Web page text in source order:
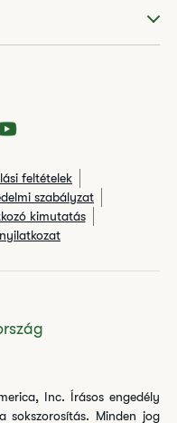
feltételek
szabályzat
kimutatás
Inc. Írásos engedély
sokszorosítás. Minden jog